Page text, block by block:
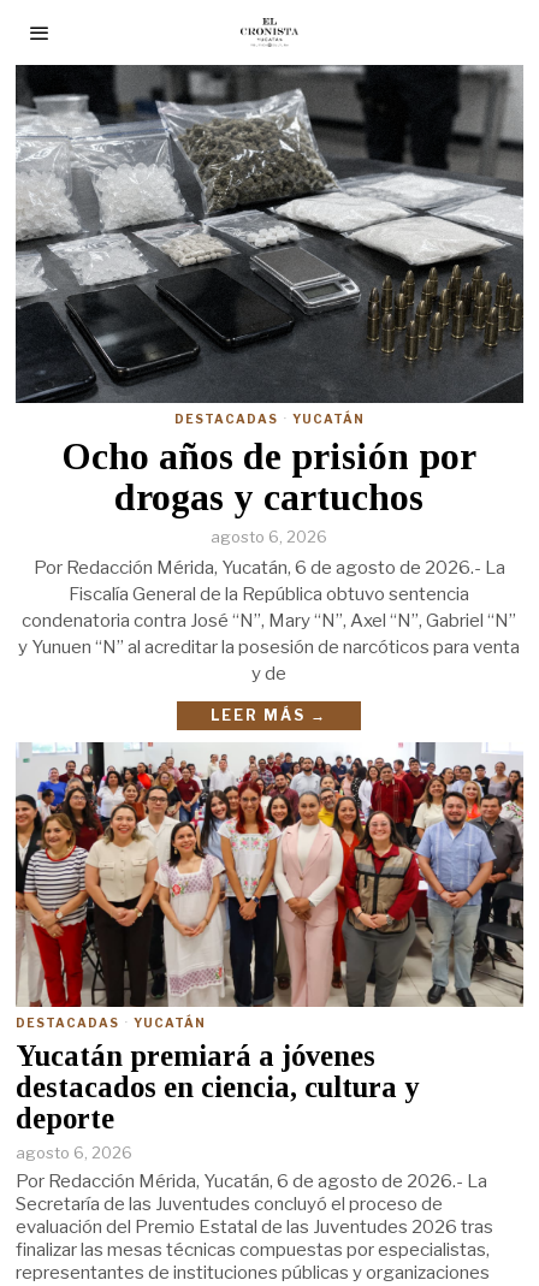
DESTACADAS · YUCATÁN
Ocho años de prisión por
drogas y cartuchos
agosto 6, 2026
Por Redacción Mérida, Yucatán, 6 de agosto de 2026.- La
Fiscalía General de la República obtuvo sentencia
condenatoria contra José “N”, Mary “N”, Axel “N”, Gabriel “N”
y Yunuen “N” al acreditar la posesión de narcóticos para venta
y de
LEER MÁS →
DESTACADAS · YUCATÁN
Yucatán premiará a jóvenes
destacados en ciencia, cultura y
deporte
agosto 6, 2026
Por Redacción Mérida, Yucatán, 6 de agosto de 2026.- La
Secretaría de las Juventudes concluyó el proceso de
evaluación del Premio Estatal de las Juventudes 2026 tras
finalizar las mesas técnicas compuestas por especialistas,
representantes de instituciones públicas y organizaciones